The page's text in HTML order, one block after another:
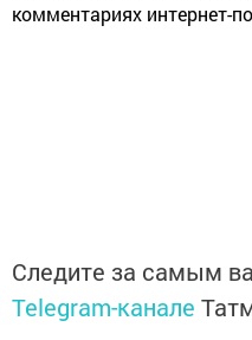
комментариях интернет-
Следите за самым
Telegram-канале